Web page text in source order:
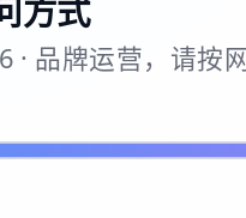
方式
· 品牌运营，请按